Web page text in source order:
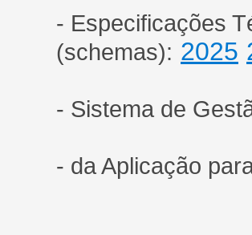
- Especificações
(schemas): 2025
- Sistema de
- da Aplicação